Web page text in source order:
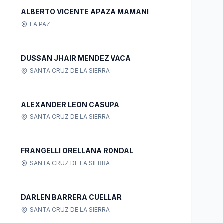
ALBERTO VICENTE APAZA MAMANI
LA PAZ
DUSSAN JHAIR MENDEZ VACA
SANTA CRUZ DE LA SIERRA
ALEXANDER LEON CASUPA
SANTA CRUZ DE LA SIERRA
FRANGELLI ORELLANA RONDAL
SANTA CRUZ DE LA SIERRA
DARLEN BARRERA CUELLAR
SANTA CRUZ DE LA SIERRA